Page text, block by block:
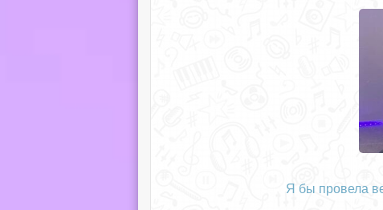
Я бы провела